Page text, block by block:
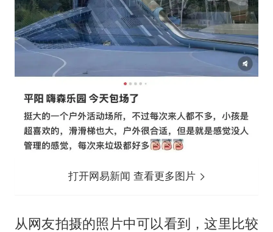
打开网易新闻 查看更多图片
从网友拍摄的照片中可以看到，这里比较